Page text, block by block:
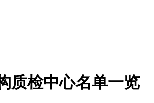
质检中心名单一览